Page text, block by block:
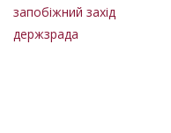
запобіжний захід
держзрада